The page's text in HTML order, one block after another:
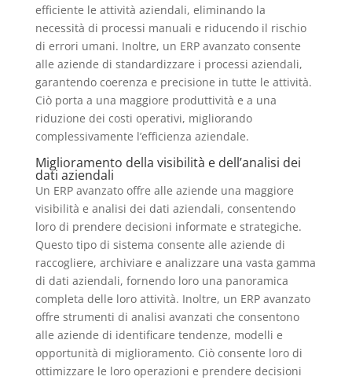
efficiente le attività aziendali, eliminando la
necessità di processi manuali e riducendo il rischio
di errori umani. Inoltre, un ERP avanzato consente
alle aziende di standardizzare i processi aziendali,
garantendo coerenza e precisione in tutte le attività.
Ciò porta a una maggiore produttività e a una
riduzione dei costi operativi, migliorando
complessivamente l’efficienza aziendale.
Miglioramento della visibilità e dell’analisi dei
dati aziendali
Un ERP avanzato offre alle aziende una maggiore
visibilità e analisi dei dati aziendali, consentendo
loro di prendere decisioni informate e strategiche.
Questo tipo di sistema consente alle aziende di
raccogliere, archiviare e analizzare una vasta gamma
di dati aziendali, fornendo loro una panoramica
completa delle loro attività. Inoltre, un ERP avanzato
offre strumenti di analisi avanzati che consentono
alle aziende di identificare tendenze, modelli e
opportunità di miglioramento. Ciò consente loro di
ottimizzare le loro operazioni e prendere decisioni